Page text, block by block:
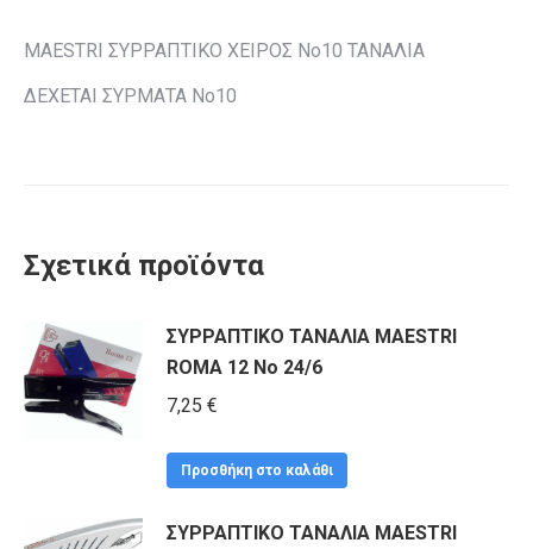
MAESTRI ΣΥΡΡΑΠΤΙΚΟ ΧΕΙΡΟΣ Nο10 ΤΑΝΑΛΙΑ
ΔΕΧΕΤΑΙ ΣΥΡΜΑΤΑ Νο10
Σχετικά προϊόντα
ΣΥΡΡΑΠΤΙΚΟ ΤΑΝΑΛΙΑ MAESTRI
ROMA 12 No 24/6
7,25 €
Προσθήκη στο καλάθι
ΣΥΡΡΑΠΤΙΚΟ ΤΑΝΑΛΙΑ MAESTRI